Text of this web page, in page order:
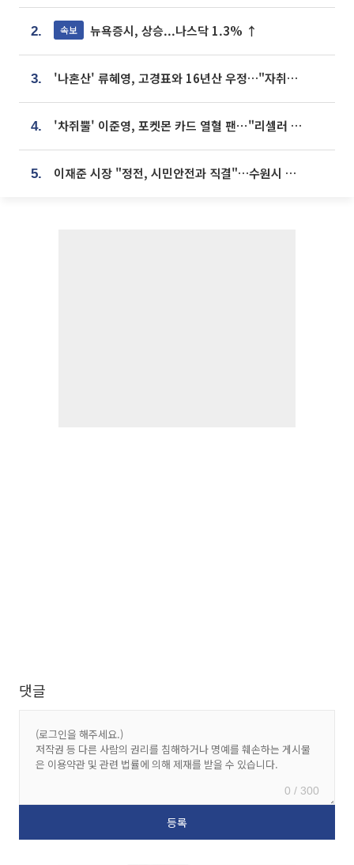
2. 속보 뉴욕증시, 상승...나스닥 1.3% ↑
3. '나혼산' 류혜영, 고경표와 16년산 우정…"자취방서 부모님과 마주쳐"
4. '차쥐뿔' 이준영, 포켓몬 카드 열혈 팬⋯"리셀러 처단할 것"
5. 이재준 시장 "정전, 시민안전과 직결"…수원시 비상대응체계 가동
댓글
0 / 300